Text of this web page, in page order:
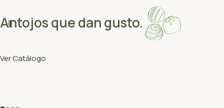
Antojos que dan gusto.
Ver Catálogo